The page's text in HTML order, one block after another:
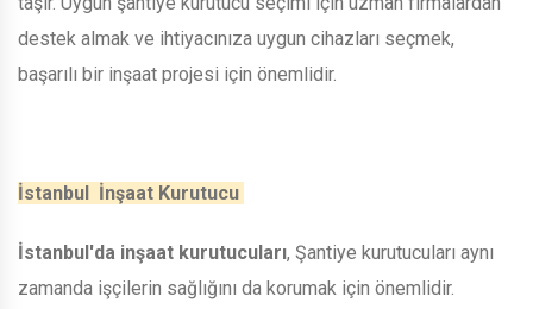
destek almak ve ihtiyacınıza uygun cihazları seçmek,
başarılı bir inşaat projesi için önemlidir.
İstanbul İnşaat Kurutucu
İstanbul'da inşaat kurutucuları, Şantiye kurutucuları aynı
zamanda işçilerin sağlığını da korumak için önemlidir.